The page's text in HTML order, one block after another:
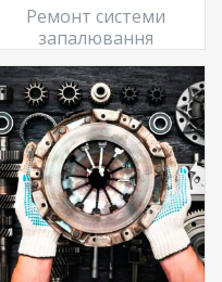
Ремонт системи
запалювання